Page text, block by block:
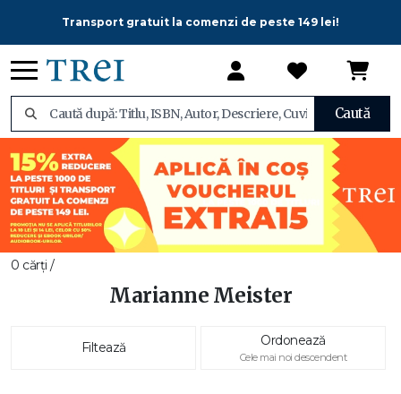
Transport gratuit la comenzi de peste 149 lei!
Caută
0 cărți /
Marianne Meister
Filtează Ordonează
Cele mai noi descendent